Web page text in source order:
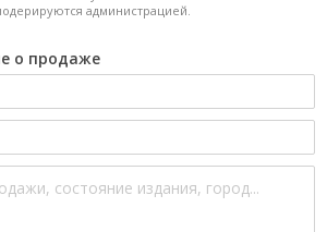
администрацией.
о продаже